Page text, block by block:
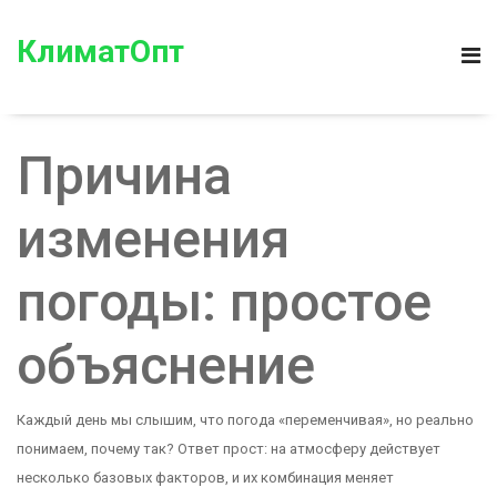
КлиматОпт
Причина
изменения
погоды: простое
объяснение
Каждый день мы слышим, что погода «переменчивая», но реально
понимаем, почему так? Ответ прост: на атмосферу действует
несколько базовых факторов, и их комбинация меняет